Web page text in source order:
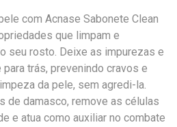
com Acnase Sabonete Clean
que limpam e
seu rosto. Deixe as impurezas e
trás, prevenindo cravos e
da pele, sem agredi-la.
de damasco, remove as células
e atua como auxiliar no combate